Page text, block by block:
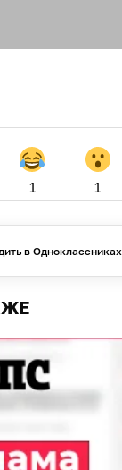
1 1
в Одноклассниках